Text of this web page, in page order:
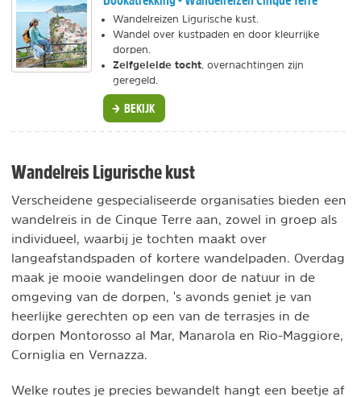
Wandelreizen Ligurische kust.
Wandel over kustpaden en door kleurrijke
dorpen.
Zelfgeleide tocht , overnachtingen zijn
geregeld.
BEKIJK
Wandelreis Ligurische kust
Verscheidene gespecialiseerde organisaties bieden een
wandelreis in de Cinque Terre aan, zowel in groep als
individueel, waarbij je tochten maakt over
langeafstandspaden of kortere wandelpaden. Overdag
maak je mooie wandelingen door de natuur in de
omgeving van de dorpen, 's avonds geniet je van
heerlijke gerechten op een van de terrasjes in de
dorpen Montorosso al Mar, Manarola en Rio-Maggiore,
Corniglia en Vernazza.
Welke routes je precies bewandelt hangt een beetje af